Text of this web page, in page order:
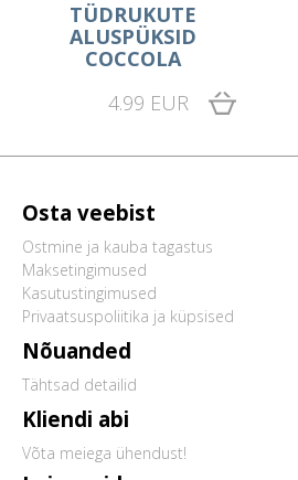
TÜDRUKUTE
ALUSPÜKSID
COCCOLA
4.99 EUR
Osta veebist
Ostmine ja kauba tagastus
Maksetingimused
Kasutustingimused
Privaatsuspoliitika ja küpsised
Nõuanded
Tähtsad detailid
Kliendi abi
Võta meiega ühendust!